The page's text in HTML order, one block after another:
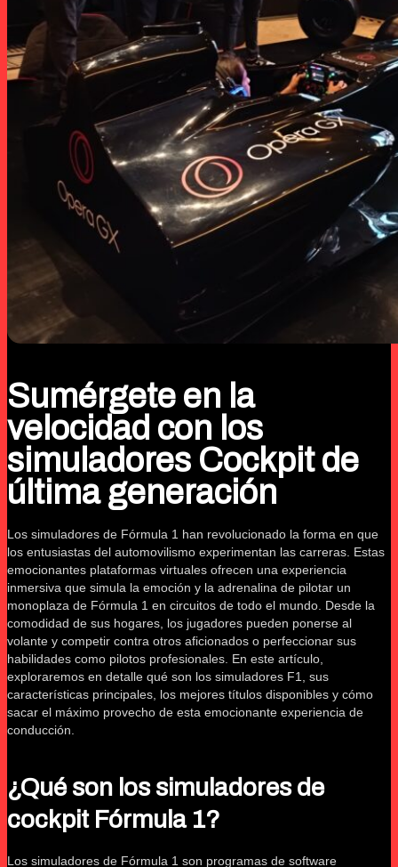
Sumérgete en la
velocidad con los
simuladores Cockpit de
última generación
Los simuladores de Fórmula 1 han revolucionado la forma en que
los entusiastas del automovilismo experimentan las carreras. Estas
emocionantes plataformas virtuales ofrecen una experiencia
inmersiva que simula la emoción y la adrenalina de pilotar un
monoplaza de Fórmula 1 en circuitos de todo el mundo. Desde la
comodidad de sus hogares, los jugadores pueden ponerse al
volante y competir contra otros aficionados o perfeccionar sus
habilidades como pilotos profesionales. En este artículo,
exploraremos en detalle qué son los simuladores F1, sus
características principales, los mejores títulos disponibles y cómo
sacar el máximo provecho de esta emocionante experiencia de
conducción.
¿Qué son los simuladores de
cockpit Fórmula 1?
Los simuladores de Fórmula 1 son programas de software